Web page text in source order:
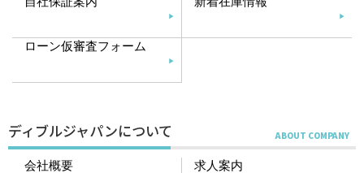
ローン仮審査フォーム
ディブルジャパンについて
会社概要 求人案内